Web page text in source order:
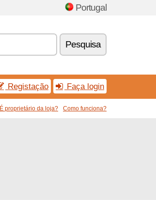
Portugal
Pesquisa
Registação Faça login
É proprietário da loja? Como funciona?